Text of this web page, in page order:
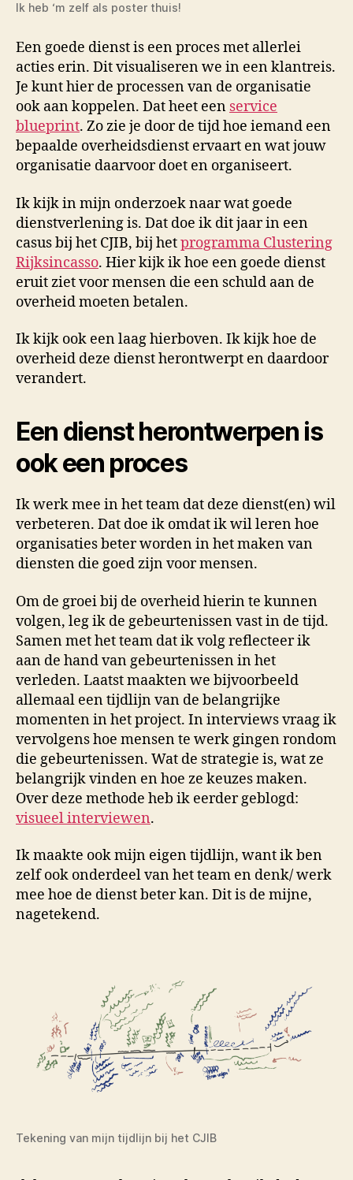
Ik heb ‘m zelf als poster thuis!
Een goede dienst is een proces met allerlei
acties erin. Dit visualiseren we in een klantreis.
Je kunt hier de processen van de organisatie
ook aan koppelen. Dat heet een service
blueprint. Zo zie je door de tijd hoe iemand een
bepaalde overheidsdienst ervaart en wat jouw
organisatie daarvoor doet en organiseert.
Ik kijk in mijn onderzoek naar wat goede
dienstverlening is. Dat doe ik dit jaar in een
casus bij het CJIB, bij hetprogramma Clustering
Rijksincasso. Hier kijk ik hoe een goede dienst
eruit ziet voor mensen die een schuld aan de
overheid moeten betalen.
Ik kijk ook een laag hierboven. Ik kijk hoe de
overheid deze dienst herontwerpt en daardoor
verandert.
Een dienst herontwerpen is
ook een proces
Ik werk mee in het team dat deze dienst(en) wil
verbeteren. Dat doe ik omdat ik wil leren hoe
organisaties beter worden in het maken van
diensten die goed zijn voor mensen.
Om de groei bij de overheid hierin te kunnen
volgen, leg ik de gebeurtenissen vast in de tijd.
Samen met het team dat ik volg reflecteer ik
aan de hand van gebeurtenissen in het
verleden. Laatst maakten we bijvoorbeeld
allemaal een tijdlijn van de belangrijke
momenten in het project. In interviews vraag ik
vervolgens hoe mensen te werk gingen rondom
die gebeurtenissen. Wat de strategie is, wat ze
belangrijk vinden en hoe ze keuzes maken.
Over deze methode heb ik eerder geblogd:
visueel interviewen.
Ik maakte ook mijn eigen tijdlijn, want ik ben
zelf ook onderdeel van het team en denk/ werk
mee hoe de dienst beter kan. Dit is de mijne,
nagetekend.
Tekening van mijn tijdlijn bij het CJIB